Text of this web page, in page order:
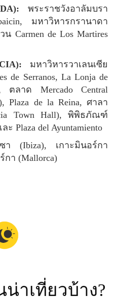
พระราชวังอาลัมบรา
มหาวิหารกรานาดา
น Carmen de Los Martires
มหาวิหารวาเลนเซีย
de Serranos, La Lonja de
ตลาด Mercado Central
Plaza de la Reina, ศาลา
Town Hall), พิพิธภัณฑ์
ะ Plaza del Ayuntamiento
า (Ibiza), เกาะมินอร์กา
กา (Mallorca)
น่าเที่ยวบ้าง?